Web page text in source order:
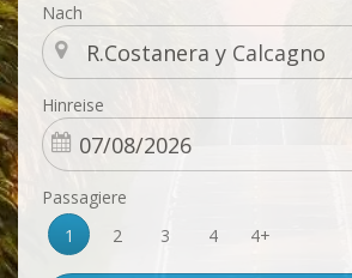
Nach
Hinreise
Passagiere
1
2 3 4 4+